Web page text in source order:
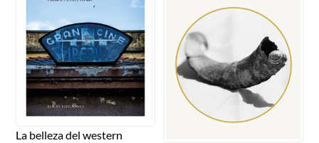
La belleza del western